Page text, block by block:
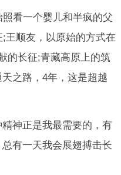
看一个婴儿和半疯的父
王顺友，以原始的方式在
的长征;青藏高原上的筑
之路，4年，这是超越
神正是我最需要的，有
有一天我会展翅搏击长